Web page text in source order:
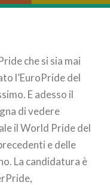
che si sia mai
l’EuroPride del
E adesso il
di vedere
il World Pride del
e delle
La candidatura è